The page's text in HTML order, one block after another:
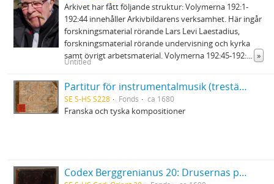
Arkivet har fått följande struktur: Volymerna 192:1-
192:44 innehåller Arkivbildarens verksamhet. Här ingår
forskningsmaterial rörande Lars Levi Laestadius,
forskningsmaterial rörande undervisning och kyrka
samt övrigt arbetsmaterial. Volymerna 192:45-192:... »
Untitled
Partitur för instrumentalmusik (trestämmig sättning) i tabulatur
SE S-HS S228 Fonds ca 1680
Franska och tyska kompositioner
Codex Berggrenianus 20: Drusernas på Libanon heliga bok